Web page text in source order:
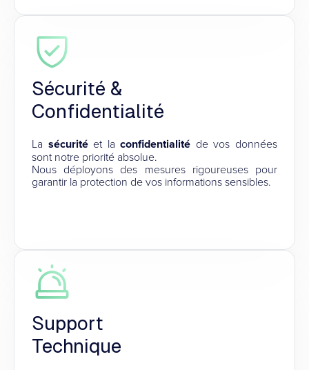
Sécurité &
Confidentialité
La sécuritéet laconfidentialité de vos données
sont notre priorité absolue.
Nous déployons des mesures rigoureuses pour
garantir la protection de vos informations sensibles.
Support
Technique